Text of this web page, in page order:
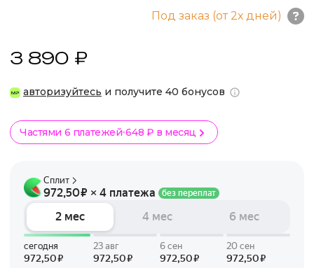
Под заказ (от 2х дней)
3 890 ₽
авторизуйтесь и получите 40 бонусов
Частями 6 платежей 648 ₽ в месяц